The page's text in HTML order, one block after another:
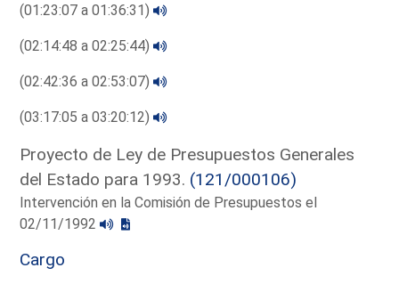
(01:23:07 a 01:36:31)
(02:14:48 a 02:25:44)
(02:42:36 a 02:53:07)
(03:17:05 a 03:20:12)
Proyecto de Ley de Presupuestos Generales
del Estado para 1993. (121/000106)
Intervención en la Comisión de Presupuestos el
02/11/1992
Cargo